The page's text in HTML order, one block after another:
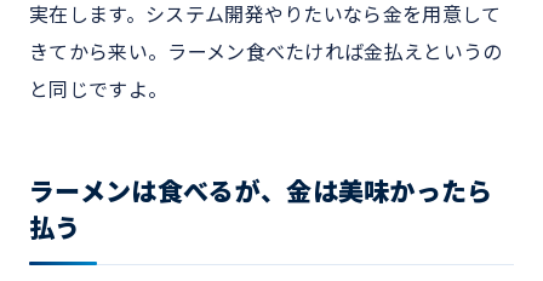
実在します。システム開発やりたいなら金を用意して
きてから来い。ラーメン食べたければ金払えというの
と同じですよ。
ラーメンは食べるが、金は美味かったら
払う